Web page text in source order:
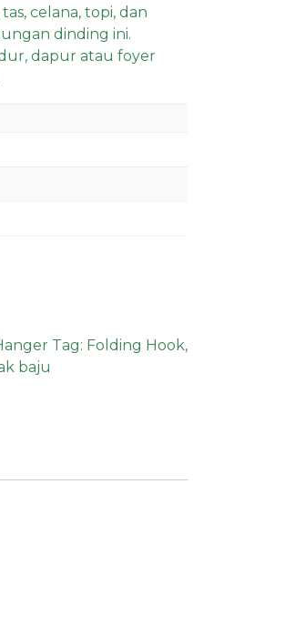
celana, topi, dan
dinding ini.
dapur atau foyer
Tag: Folding Hook,
baju